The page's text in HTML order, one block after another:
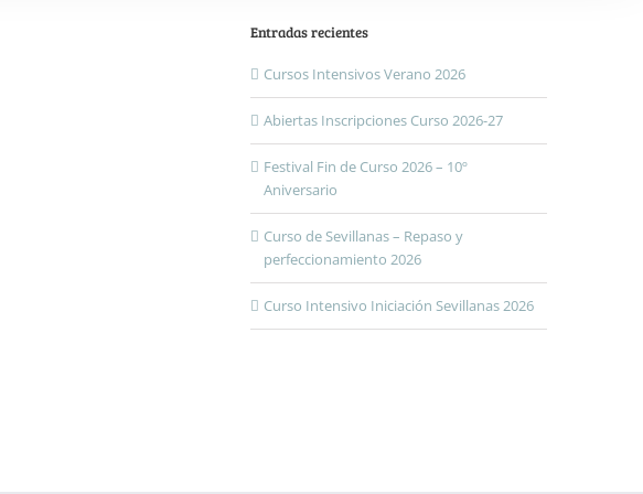
Entradas recientes
Cursos Intensivos Verano 2026
Abiertas Inscripciones Curso 2026-27
Festival Fin de Curso 2026 – 10º
Aniversario
Curso de Sevillanas – Repaso y
perfeccionamiento 2026
Curso Intensivo Iniciación Sevillanas 2026